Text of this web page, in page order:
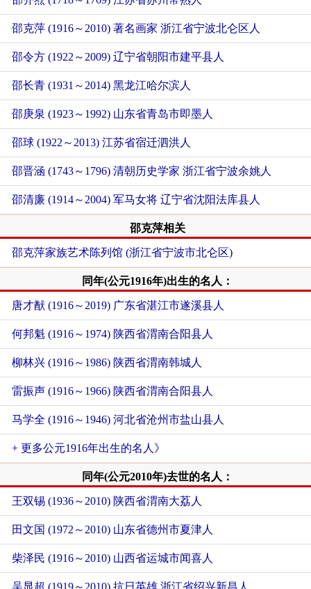
邵克萍 (1916～2010) 著名画家 浙江省宁波北仑区人
邵令方 (1922～2009) 辽宁省朝阳市建平县人
邵长青 (1931～2014) 黑龙江哈尔滨人
邵庚泉 (1923～1992) 山东省青岛市即墨人
邵球 (1922～2013) 江苏省宿迁泗洪人
邵晋涵 (1743～1796) 清朝历史学家 浙江省宁波余姚人
邵清廉 (1914～2004) 军马女将 辽宁省沈阳法库县人
邵克萍相关
邵克萍家族艺术陈列馆 (浙江省宁波市北仑区)
同年(公元1916年)出生的名人：
唐才猷 (1916～2019) 广东省湛江市遂溪县人
何邦魁 (1916～1974) 陕西省渭南合阳县人
柳林兴 (1916～1986) 陕西省渭南韩城人
雷振声 (1916～1966) 陕西省渭南合阳县人
马学全 (1916～1946) 河北省沧州市盐山县人
+ 更多公元1916年出生的名人》
同年(公元2010年)去世的名人：
王双锡 (1936～2010) 陕西省渭南大荔人
田文国 (1972～2010) 山东省德州市夏津人
柴泽民 (1916～2010) 山西省运城市闻喜人
吴显超 (1919～2010) 抗日英雄 浙江省绍兴新昌人